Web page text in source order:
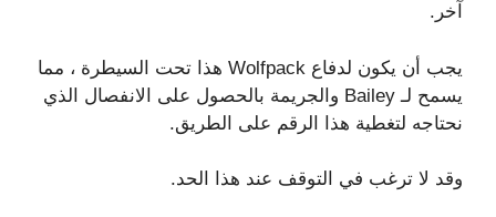
آخر.
يجب أن يكون لدفاع Wolfpack هذا تحت السيطرة ، مما
يسمح لـ Bailey والجريمة بالحصول على الانفصال الذي
نحتاجه لتغطية هذا الرقم على الطريق.
وقد لا ترغب في التوقف عند هذا الحد.